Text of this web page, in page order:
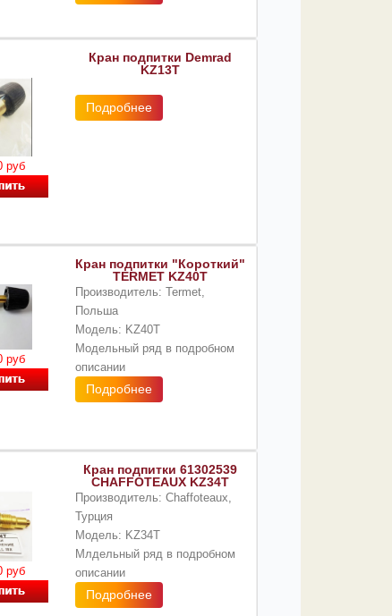
руб
Кран подпитки Demrad
KZ13T
Подробнее
руб
Кран подпитки "Короткий"
TERMET KZ40T
Производитель: Termet,
Польша
Модель: KZ40T
Модельный ряд в подробном
описании
Подробнее
руб
Кран подпитки 61302539
CHAFFOTEAUX KZ34T
Производитель: Chaffoteaux,
Турция
Модель: KZ34T
Млдельный ряд в подробном
описании
Подробнее